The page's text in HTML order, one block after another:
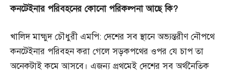
কনটেইনার পরিবহনেরকোনো পরিকল্পনাআছেকি?
খালিদ মাহ্মুদ চৌধুরী এমপি: দেশের সব স্থানে অভ্যন্তরীণ নৌপথে
কনটেইনার পরিবহন করা গেলে সড়কপথের ওপর যে চাপ তা
অনেকটাই কমে আসবে। এজন্য প্রথমেই দেশের সব অর্থনৈতিক